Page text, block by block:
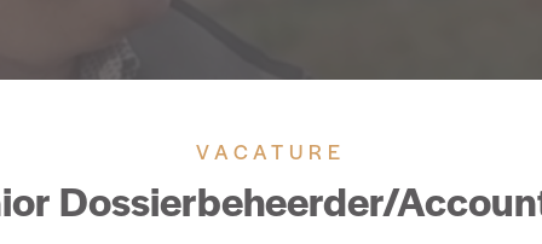
VACATURE
Dossierbeheerder/